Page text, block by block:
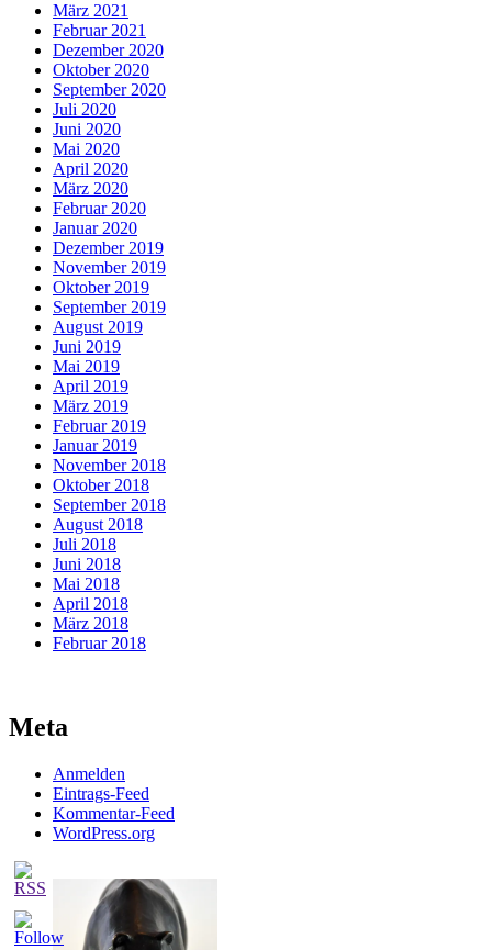
März 2021
Februar 2021
Dezember 2020
Oktober 2020
September 2020
Juli 2020
Juni 2020
Mai 2020
April 2020
März 2020
Februar 2020
Januar 2020
Dezember 2019
November 2019
Oktober 2019
September 2019
August 2019
Juni 2019
Mai 2019
April 2019
März 2019
Februar 2019
Januar 2019
November 2018
Oktober 2018
September 2018
August 2018
Juli 2018
Juni 2018
Mai 2018
April 2018
März 2018
Februar 2018
Meta
Anmelden
Eintrags-Feed
Kommentar-Feed
WordPress.org